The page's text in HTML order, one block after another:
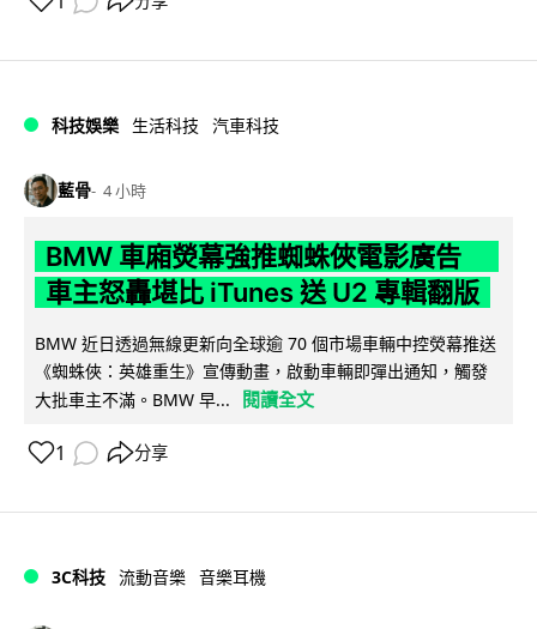
科技娛樂 生活科技 汽車科技
藍骨 4 小時
BMW 車廂熒幕強推蜘蛛俠電影廣告
車主怒轟堪比 iTunes 送 U2 專輯翻版
BMW 近日透過無線更新向全球逾 70 個市場車輛中控熒幕推送
《蜘蛛俠：英雄重生》宣傳動畫，啟動車輛即彈出通知，觸發
大批車主不滿。BMW 早...
閱讀全文
1 分享
3C科技 流動音樂 音樂耳機